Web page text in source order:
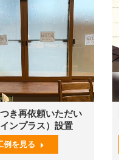
き再依頼いただい
ンプラス）設置
例を見る